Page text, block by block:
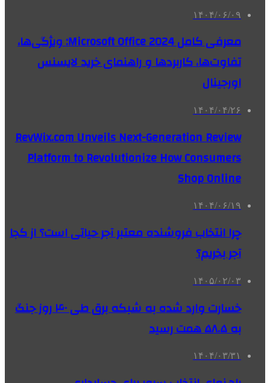
۱۴۰۴/۰۶/۰۹
معرفی کامل Microsoft Office 2024: ویژگی‌ها،
تفاوت‌ها، کاربردها و راهنمای خرید لایسنس
اورجینال
۱۴۰۴/۰۴/۲۶
RevWix.com Unveils Next-Generation Review
Platform to Revolutionize How Consumers
Shop Online
۱۴۰۴/۰۶/۱۹
چرا انتخاب فروشنده معتبر آجر حیاتی است؟ از کجا
آجر بخریم؟
۱۴۰۵/۰۲/۰۳
خسارت وارد شده به شبکه برق طی ۴۰ روز جنگ
به ۵۸.۵ همت رسید
۱۴۰۴/۰۳/۳۱